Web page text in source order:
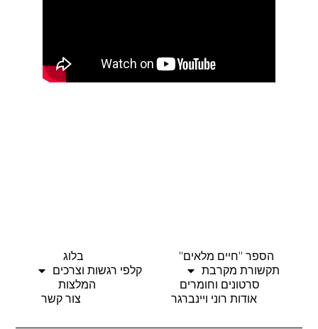
הספר "חיים מלאים"
בלוג
תקשורת מקרבת
קלפי רגשות וצרכים
סרטונים וחומרים
המלצות
אודות רוני ויינברגר
צור קשר